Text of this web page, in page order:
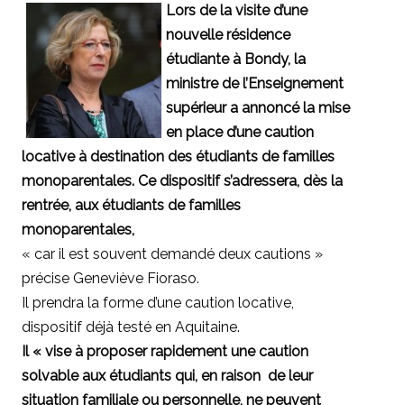
Lors de la visite d’une
nouvelle résidence
étudiante à Bondy, la
ministre de l’Enseignement
supérieur a annoncé la mise
en place d’une caution
locative à destination des étudiants de familles
monoparentales. Ce dispositif s’adressera, dès la
rentrée, aux étudiants de familles
monoparentales,
« car il est souvent demandé deux cautions »
précise Geneviève Fioraso.
Il prendra la forme d’une caution locative,
dispositif déjà testé en Aquitaine.
Il « vise à proposer rapidement une caution
solvable aux étudiants qui, en raison de leur
situation familiale ou personnelle, ne peuvent